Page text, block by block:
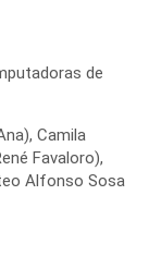
de
Camila
Favaloro),
Alfonso Sosa